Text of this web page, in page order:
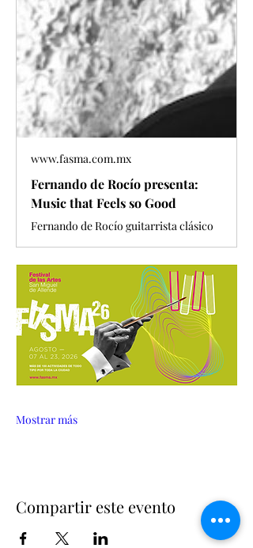
www.fasma.com.mx
Fernando de Rocío presenta:
Music that Feels so Good
Fernando de Rocío guitarrista clásico
Mostrar más
Compartir este evento